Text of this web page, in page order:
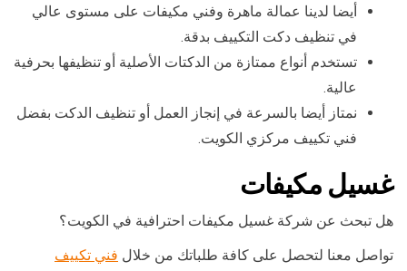
أيضا لدينا عمالة ماهرة وفني مكيفات على مستوى عالي
في تنظيف دكت التكييف بدقة.
تستخدم أنواع ممتازة من الدكتات الأصلية أو تنظيفها بحرفية
عالية.
نمتاز أيضا بالسرعة في إنجاز العمل أو تنظيف الدكت بفضل
فني تكييف مركزي الكويت.
غسيل مكيفات
هل تبحث عن شركة غسيل مكيفات احترافية في الكويت؟
تواصل معنا لتحصل على كافة طلباتك من خلال فني تكييف